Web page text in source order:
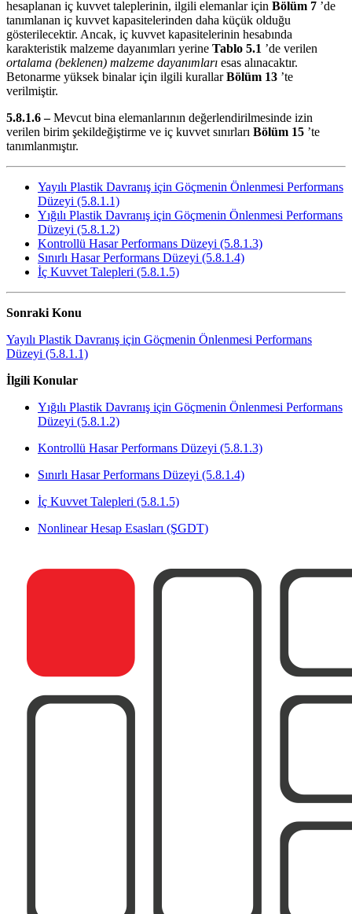
hesaplanan iç kuvvet taleplerinin, ilgili elemanlar için Bölüm 7 ’de
tanımlanan iç kuvvet kapasitelerinden daha küçük olduğu
gösterilecektir. Ancak, iç kuvvet kapasitelerinin hesabında
karakteristik malzeme dayanımları yerine Tablo 5.1 ’de verilen
ortalama (beklenen) malzeme dayanımları esas alınacaktır.
Betonarme yüksek binalar için ilgili kurallarBölüm 13 ’te
verilmiştir.
5.8.1.6 –Mevcut bina elemanlarının değerlendirilmesinde izin
verilen birim şekildeğiştirme ve iç kuvvet sınırları Bölüm 15 ’te
tanımlanmıştır.
Yayılı Plastik Davranış için Göçmenin Önlenmesi Performans
Düzeyi (5.8.1.1)
Yığılı Plastik Davranış için Göçmenin Önlenmesi Performans
Düzeyi (5.8.1.2)
Kontrollü Hasar Performans Düzeyi (5.8.1.3)
Sınırlı Hasar Performans Düzeyi (5.8.1.4)
İç Kuvvet Talepleri (5.8.1.5)
Sonraki Konu
Yayılı Plastik Davranış için Göçmenin Önlenmesi Performans
Düzeyi (5.8.1.1)
İlgili Konular
Yığılı Plastik Davranış için Göçmenin Önlenmesi Performans
Düzeyi (5.8.1.2)
Kontrollü Hasar Performans Düzeyi (5.8.1.3)
Sınırlı Hasar Performans Düzeyi (5.8.1.4)
İç Kuvvet Talepleri (5.8.1.5)
Nonlinear Hesap Esasları (ŞGDT)